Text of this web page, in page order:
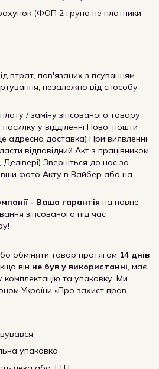
(ФОП 2 група не платники
втрат, пов'язаних з псуванням
незалежно від способу
/ заміну зіпсованого товару
у відділенні Нової пошти
адресна доставка) При виявленні
відповідний Акт з працівником
Зверніться до нас за
фото Акту в Вайбер або на
- Ваша гарантія на повне
зіпсованого під час
обміняти товар протягом 14 днів
він не був у використанні, має
та упаковку. Ми
України «Про захист прав
упаковка